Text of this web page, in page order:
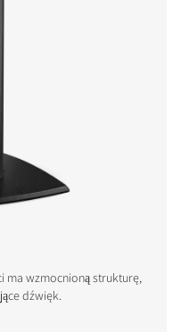
ma wzmocnioną strukturę,
dźwięk.